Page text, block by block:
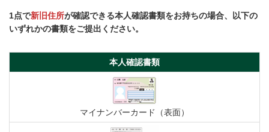
1点で新旧住所が確認できる本人確認書類をお持ちの場合、以下の
いずれかの書類をご提出ください。
本人確認書類
マイナンバーカード（表面）